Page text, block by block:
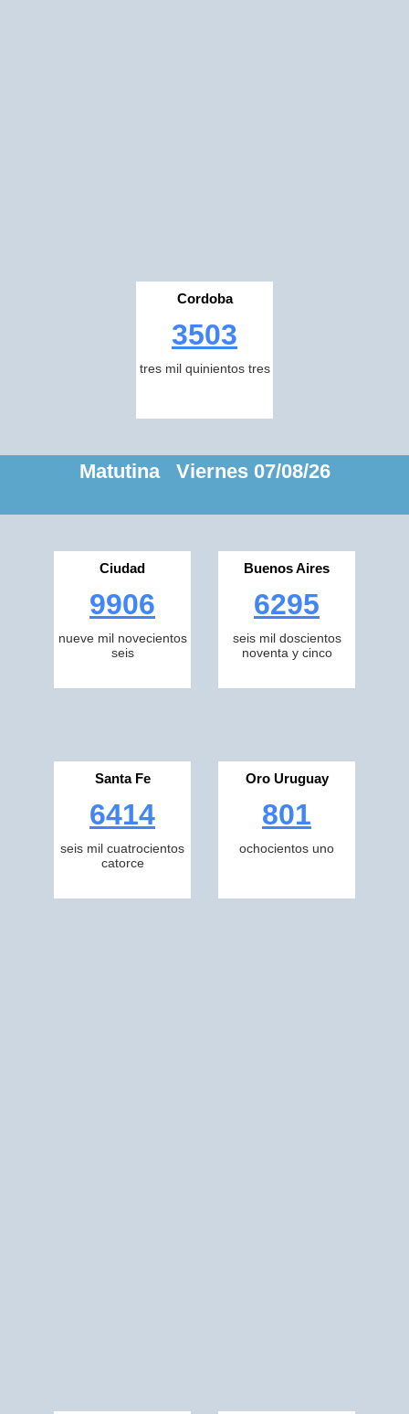
Cordoba
3503
tres mil quinientos tres
Matutina Viernes 07/08/26
Ciudad
9906
nueve mil novecientos
seis
Buenos Aires
6295
seis mil doscientos
noventa y cinco
Santa Fe
6414
seis mil cuatrocientos
catorce
Oro Uruguay
801
ochocientos uno